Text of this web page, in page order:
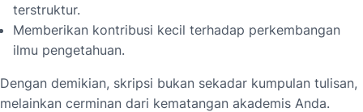
terstruktur.
Memberikan kontribusi kecil terhadap perkembangan
ilmu pengetahuan.
Dengan demikian, skripsi bukan sekadar kumpulan tulisan,
melainkan cerminan dari kematangan akademis Anda.